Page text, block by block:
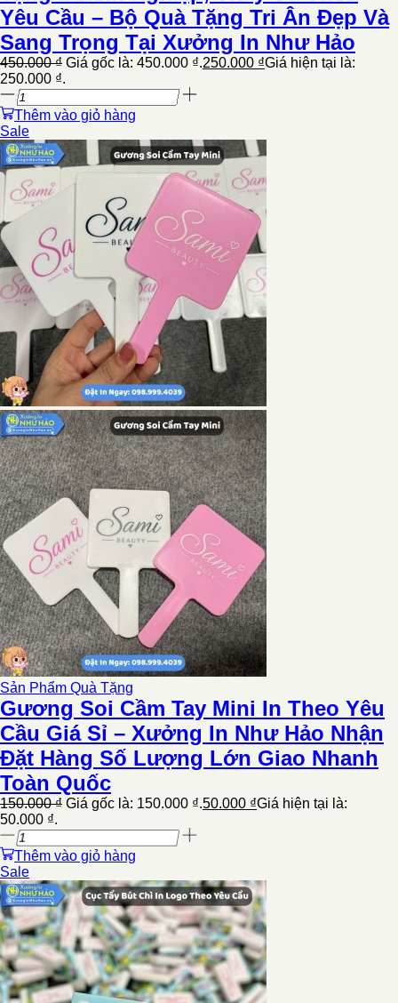
Yêu Cầu – Bộ Quà Tặng Tri Ân Đẹp Và
Sang Trọng Tại Xưởng In Như Hảo
450.000₫ Giá gốc là: 450.000 ₫.250.000 ₫Giá hiện tại là:
250.000 ₫.
Thêm vào giỏ hàng
Sale
Sản Phẩm Quà Tặng
Gương Soi Cầm Tay Mini In Theo Yêu
Cầu Giá Sỉ – Xưởng In Như Hảo Nhận
Đặt Hàng Số Lượng Lớn Giao Nhanh
Toàn Quốc
150.000₫ Giá gốc là: 150.000 ₫.50.000 ₫Giá hiện tại là:
50.000 ₫.
Thêm vào giỏ hàng
Sale